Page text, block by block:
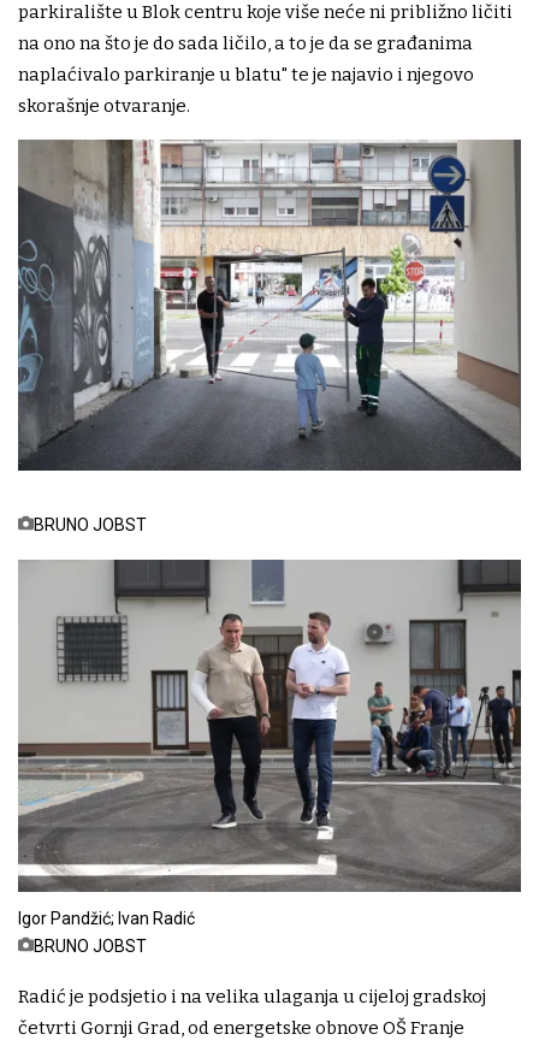
parkiralište u Blok centru koje više neće ni približno ličiti
na ono na što je do sada ličilo, a to je da se građanima
naplaćivalo parkiranje u blatu" te je najavio i njegovo
skorašnje otvaranje.
BRUNO JOBST
Igor Pandžić; Ivan Radić
BRUNO JOBST
Radić je podsjetio i na velika ulaganja u cijeloj gradskoj
četvrti Gornji Grad, od energetske obnove OŠ Franje